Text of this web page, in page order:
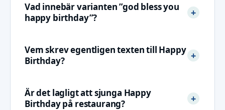
Vad innebär varianten ”god bless you
happy birthday”?
Vem skrev egentligen texten till Happy
Birthday?
Är det lagligt att sjunga Happy
Birthday på restaurang?